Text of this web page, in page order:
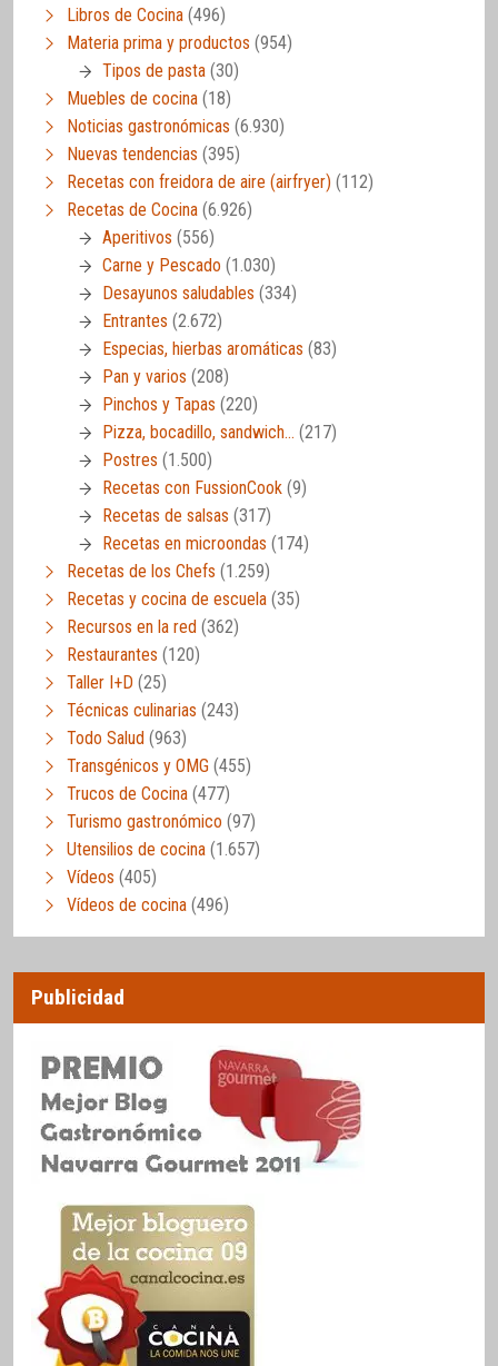
Libros de Cocina (496)
Materia prima y productos (954)
Tipos de pasta (30)
Muebles de cocina (18)
Noticias gastronómicas (6.930)
Nuevas tendencias (395)
Recetas con freidora de aire (airfryer) (112)
Recetas de Cocina (6.926)
Aperitivos (556)
Carne y Pescado (1.030)
Desayunos saludables (334)
Entrantes (2.672)
Especias, hierbas aromáticas (83)
Pan y varios (208)
Pinchos y Tapas (220)
Pizza, bocadillo, sandwich… (217)
Postres (1.500)
Recetas con FussionCook (9)
Recetas de salsas (317)
Recetas en microondas (174)
Recetas de los Chefs (1.259)
Recetas y cocina de escuela (35)
Recursos en la red (362)
Restaurantes (120)
Taller I+D (25)
Técnicas culinarias (243)
Todo Salud (963)
Transgénicos y OMG (455)
Trucos de Cocina (477)
Turismo gastronómico (97)
Utensilios de cocina (1.657)
Vídeos (405)
Vídeos de cocina (496)
Publicidad